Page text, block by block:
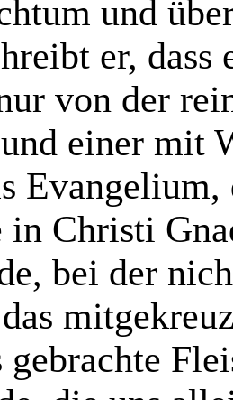
und
er,
von der
einer mit
in Christi
bei der
gebrachte